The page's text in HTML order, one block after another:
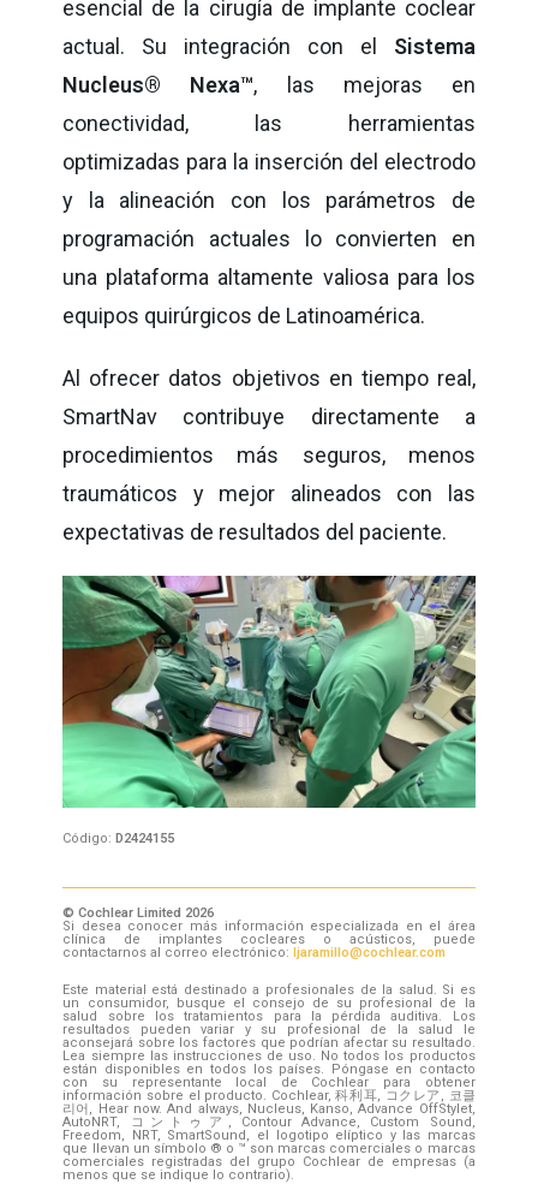
esencial de la cirugía de implante coclear
actual. Su integración con el Sistema
Nucleus® Nexa™, las mejoras en
conectividad, las herramientas
optimizadas para la inserción del electrodo
y la alineación con los parámetros de
programación actuales lo convierten en
una plataforma altamente valiosa para los
equipos quirúrgicos de Latinoamérica.
Al ofrecer datos objetivos en tiempo real,
SmartNav contribuye directamente a
procedimientos más seguros, menos
traumáticos y mejor alineados con las
expectativas de resultados del paciente.
Código:D2424155
© Cochlear Limited 2026
Si desea conocer más información especializada en el área
clínica de implantes cocleares o acústicos, puede
contactarnos al correo electrónico:ljaramillo@cochlear.com
Este material está destinado a profesionales de la salud. Si es
un consumidor, busque el consejo de su profesional de la
salud sobre los tratamientos para la pérdida auditiva. Los
resultados pueden variar y su profesional de la salud le
aconsejará sobre los factores que podrían afectar su resultado.
Lea siempre las instrucciones de uso. No todos los productos
están disponibles en todos los países. Póngase en contacto
con su representante local de Cochlear para obtener
información sobre el producto. Cochlear, 科利耳, コクレア, 코클
리어, Hear now. And always, Nucleus, Kanso, Advance OffStylet,
AutoNRT, コントゥア, Contour Advance, Custom Sound,
Freedom, NRT, SmartSound, el logotipo elíptico y las marcas
que llevan un símbolo ® o ™ son marcas comerciales o marcas
comerciales registradas del grupo Cochlear de empresas (a
menos que se indique lo contrario).